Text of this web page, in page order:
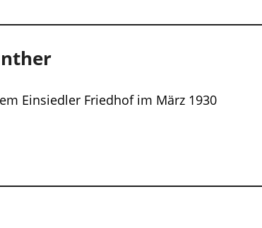
Einsiedler Friedhof im März 1930